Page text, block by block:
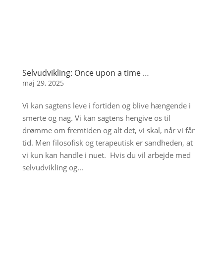
Selvudvikling: Once upon a time …
maj 29, 2025
Vi kan sagtens leve i fortiden og blive hængende i
smerte og nag. Vi kan sagtens hengive os til
drømme om fremtiden og alt det, vi skal, når vi får
tid. Men filosofisk og terapeutisk er sandheden, at
vi kun kan handle i nuet. Hvis du vil arbejde med
selvudvikling og...